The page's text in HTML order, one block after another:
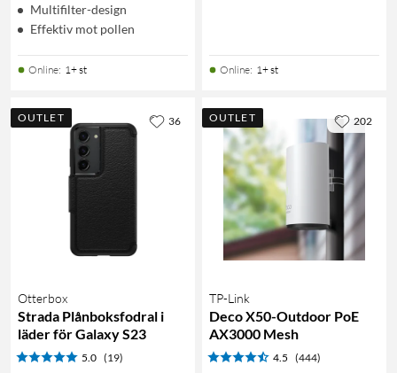
Multifilter-design
Effektiv mot pollen
Online: 1+ st Online: 1+ st
OUTLET
Otterbox
Strada Plånboksfodral i
läder för Galaxy S23
5.0 (19)
36 OUTLET
TP-Link
Deco X50-Outdoor PoE
AX3000 Mesh
4.5 (444)
202